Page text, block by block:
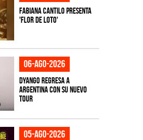
Fabiana Cantilo presenta
'Flor de Loto'
06-ago-2026
Dyango regresa a
Argentina con su nuevo
tour
05-ago-2026